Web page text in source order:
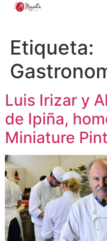
Etiqueta:
Luis Irizar y
de Ipiña,
Miniature